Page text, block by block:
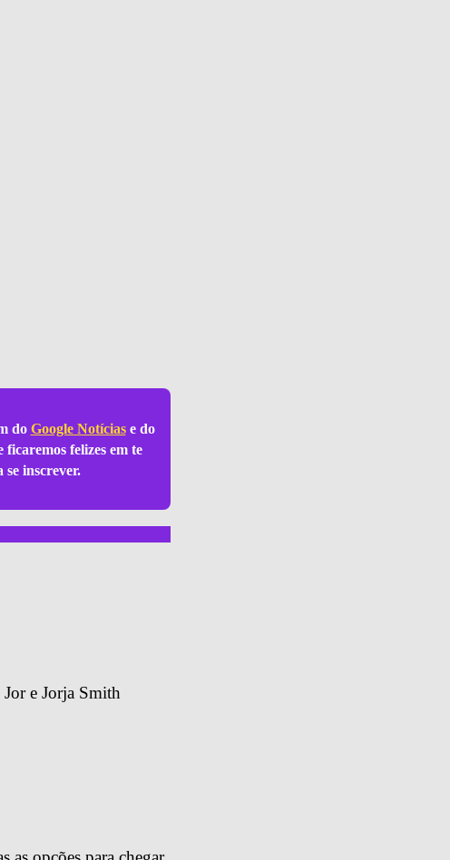
do Google Notíciase do
ficaremos felizes em te
inscrever.
e Jorja Smith